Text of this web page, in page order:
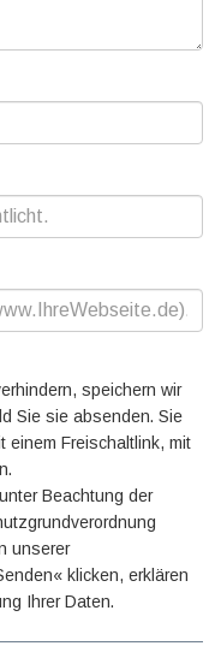
speichern wir
Sie sie absenden. Sie
einem Freischaltlink, mit
Beachtung der
unserer
klicken, erklären
Ihrer Daten.